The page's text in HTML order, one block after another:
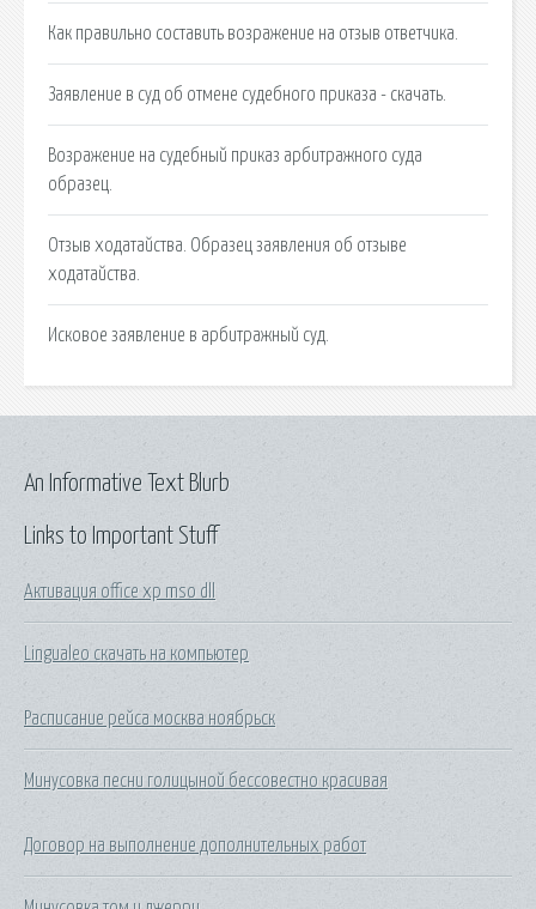
Как правильно составить возражение на отзыв ответчика.
Заявление в суд об отмене судебного приказа - скачать.
Возражение на судебный приказ арбитражного суда
образец.
Отзыв ходатайства. Образец заявления об отзыве
ходатайства.
Исковое заявление в арбитражный суд.
Links to Important Stuff
Активация office xp mso dll
Lingualeo скачать на компьютер
Расписание рейса москва ноябрьск
Минусовка песни голицыной бессовестно красивая
Договор на выполнение дополнительных работ
An Informative Text Blurb